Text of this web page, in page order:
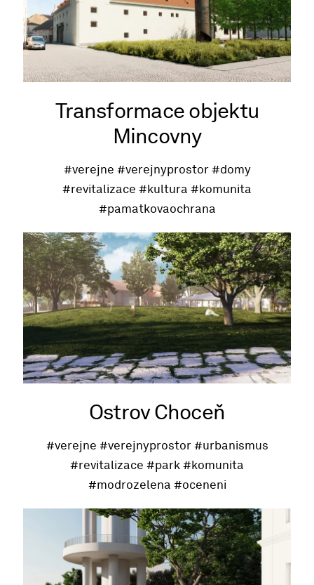
Transformace objektu
Mincovny
#verejne #verejnyprostor #domy
#revitalizace #kultura #komunita
#pamatkovaochrana
Ostrov Choceň
#verejne #verejnyprostor #urbanismus
#revitalizace #park #komunita
#modrozelena #oceneni